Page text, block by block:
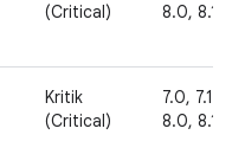
(Critical)
8.0, 8.1
Kritik
(Critical)
7.0,
8.0, 8.1